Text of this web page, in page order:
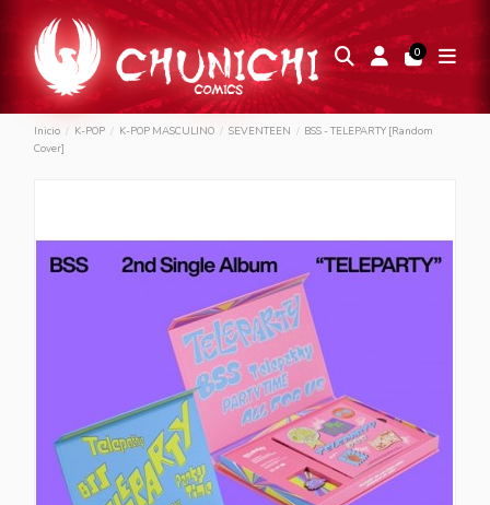
0
Inicio K-POP K-POP MASCULINO SEVENTEEN
BSS - TELEPARTY [Random
Cover]